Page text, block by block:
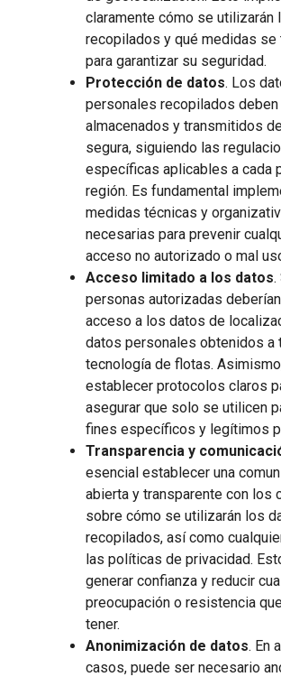
claramente cómo se utilizarán
recopilados y qué medidas se
para garantizar su seguridad.
Protección de datos. Los
personales recopilados
almacenados y transmitidos
segura, siguiendo las
específicas aplicables a cada
región. Es fundamental
medidas técnicas y
necesarias para prevenir
acceso no autorizado o mal
Acceso limitado a los datos.
personas autorizadas
acceso a los datos de
datos personales obtenidos a
tecnología de flotas.
establecer protocolos claros
asegurar que solo se utilicen
fines específicos y legítimos
Transparencia y
esencial establecer una
abierta y transparente con los
sobre cómo se utilizarán los
recopilados, así como
las políticas de privacidad.
generar confianza y reducir
preocupación o resistencia
tener.
Anonimización de datos. En
casos, puede ser necesario